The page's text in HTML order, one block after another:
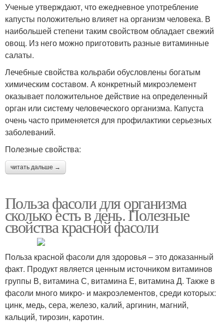
Ученые утверждают, что ежедневное употребление
капусты положительно влияет на организм человека. В
наибольшей степени таким свойством обладает свежий
овощ. Из него можно приготовить разные витаминные
салаты.
Лечебные свойства кольраби обусловлены богатым
химическим составом. А конкретный микроэлемент
оказывает положительное действие на определенный
орган или систему человеческого организма. Капуста
очень часто применяется для профилактики серьезных
заболеваний.
Полезные свойства:
читать дальше →
Польза фасоли для организма
сколько есть в день. Полезные
свойства красной фасоли
Польза красной фасоли для здоровья – это доказанный
факт. Продукт является ценным источником витаминов
группы В, витамина С, витамина Е, витамина Д. Также в
фасоли много микро- и макроэлементов, среди которых:
цинк, медь, сера, железо, калий, аргинин, магний,
кальций, тирозин, каротин.